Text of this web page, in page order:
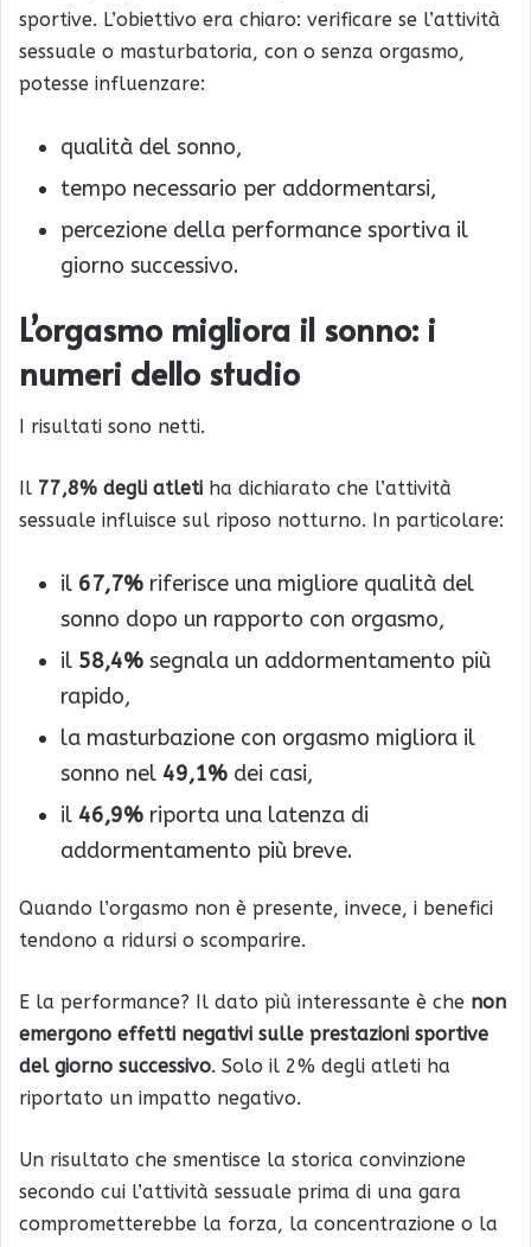
sportive. L’obiettivo era chiaro: verificare se l’attività
sessuale o masturbatoria, con o senza orgasmo,
potesse influenzare:
qualità del sonno,
tempo necessario per addormentarsi,
percezione della performance sportiva il
giorno successivo.
L’orgasmo migliora il sonno: i
numeri dello studio
I risultati sono netti.
Il 77,8% degli atleti ha dichiarato che l’attività
sessuale influisce sul riposo notturno. In particolare:
il 67,7% riferisce una migliore qualità del
sonno dopo un rapporto con orgasmo,
il 58,4% segnala un addormentamento più
rapido,
la masturbazione con orgasmo migliora il
sonno nel 49,1% dei casi,
il 46,9% riporta una latenza di
addormentamento più breve.
Quando l’orgasmo non è presente, invece, i benefici
tendono a ridursi o scomparire.
E la performance? Il dato più interessante è che non
emergono effetti negativi sulle prestazioni sportive
del giorno successivo. Solo il 2% degli atleti ha
riportato un impatto negativo.
Un risultato che smentisce la storica convinzione
secondo cui l’attività sessuale prima di una gara
comprometterebbe la forza, la concentrazione o la